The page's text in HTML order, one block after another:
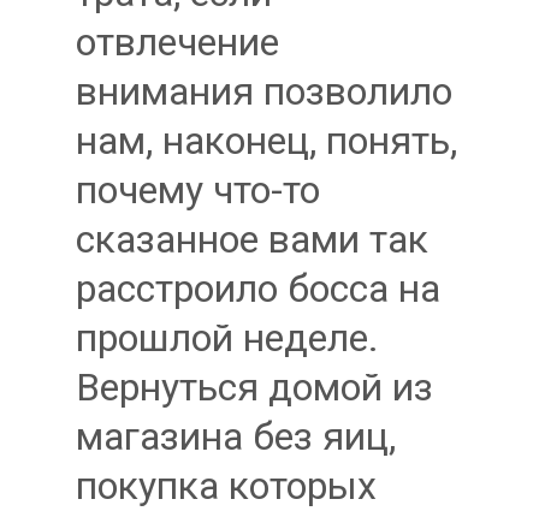
отвлечение
внимания позволило
нам, наконец, понять,
почему что-то
сказанное вами так
расстроило босса на
прошлой неделе.
Вернуться домой из
магазина без яиц,
покупка которых